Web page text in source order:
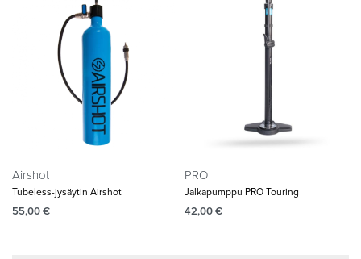
Airshot
Tubeless-jysäytin Airshot
55,00€
PRO
Jalkapumppu PRO Touring
42,00€